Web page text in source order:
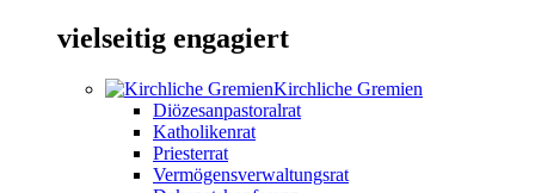
vielseitig engagiert
Kirchliche Gremien
Diözesanpastoralrat
Katholikenrat
Priesterrat
Vermögensverwaltungsrat